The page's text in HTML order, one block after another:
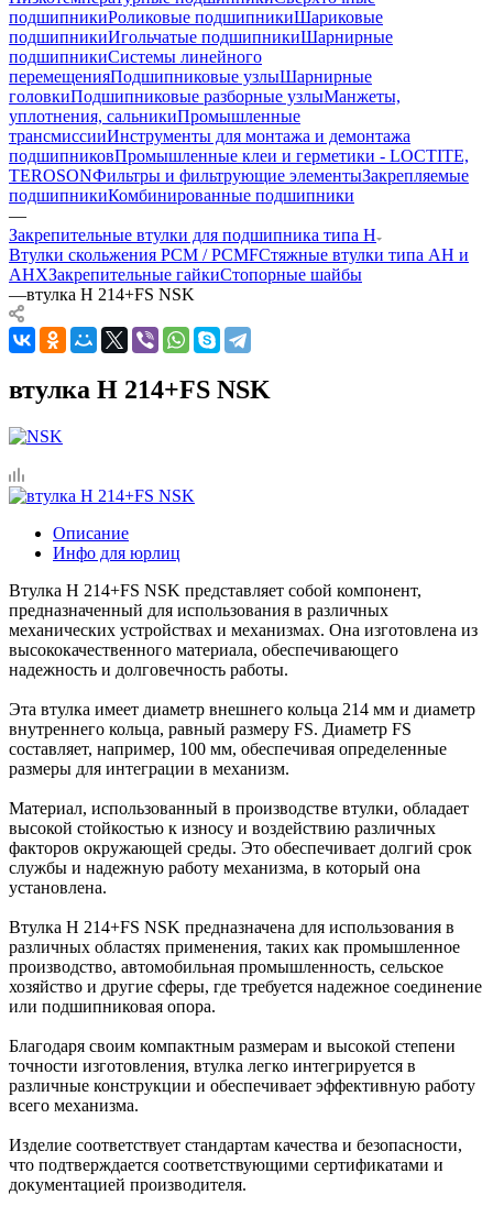
подшипникиРоликовые подшипникиШариковые
подшипникиИгольчатые подшипникиШарнирные
подшипникиСистемы линейного
перемещенияПодшипниковые узлыШарнирные
головкиПодшипниковые разборные узлыМанжеты,
уплотнения, сальникиПромышленные
трансмиссииИнструменты для монтажа и демонтажа
подшипниковПромышленные клеи и герметики - LOCTITE,
TEROSONФильтры и фильтрующие элементыЗакрепляемые
подшипникиКомбинированные подшипники
—
Закрепительные втулки для подшипника типа H
Втулки скольжения PCM / PCMFСтяжные втулки типа AH и
AHXЗакрепительные гайкиСтопорные шайбы
—втулка H 214+FS NSK
втулка H 214+FS NSK
Описание
Инфо для юрлиц
Втулка H 214+FS NSK представляет собой компонент,
предназначенный для использования в различных
механических устройствах и механизмах. Она изготовлена из
высококачественного материала, обеспечивающего
надежность и долговечность работы.
Эта втулка имеет диаметр внешнего кольца 214 мм и диаметр
внутреннего кольца, равный размеру FS. Диаметр FS
составляет, например, 100 мм, обеспечивая определенные
размеры для интеграции в механизм.
Материал, использованный в производстве втулки, обладает
высокой стойкостью к износу и воздействию различных
факторов окружающей среды. Это обеспечивает долгий срок
службы и надежную работу механизма, в который она
установлена.
Втулка H 214+FS NSK предназначена для использования в
различных областях применения, таких как промышленное
производство, автомобильная промышленность, сельское
хозяйство и другие сферы, где требуется надежное соединение
или подшипниковая опора.
Благодаря своим компактным размерам и высокой степени
точности изготовления, втулка легко интегрируется в
различные конструкции и обеспечивает эффективную работу
всего механизма.
Изделие соответствует стандартам качества и безопасности,
что подтверждается соответствующими сертификатами и
документацией производителя.